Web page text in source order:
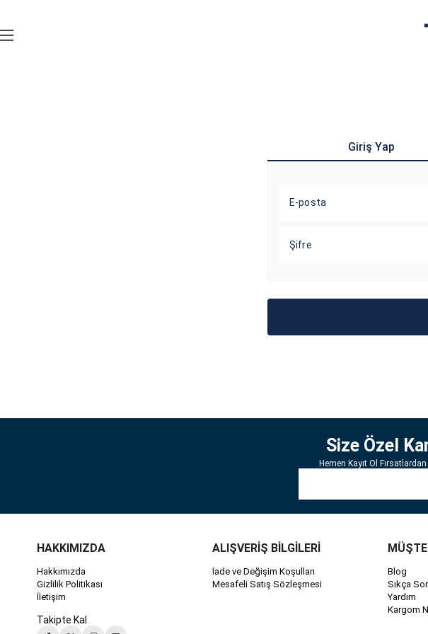
Giriş Yap
E-posta
Şifre
Size Özel
Hemen Kayıt Ol
HAKKIMIZDA
Hakkımızda
Gizlilik Politikası
İletişim
Takipte Kal
ALIŞVERİŞ BİLGİLERİ
İade ve Değişim Koşulları
Mesafeli Satış Sözleşmesi
Blog
Sıkça
Yardım
Kargom